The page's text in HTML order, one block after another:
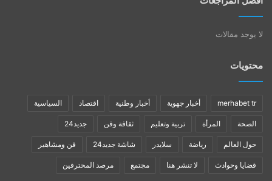
لا يوجد مقالات
محتويات
merhabet tr أخبار جهوية أخبار وطنية اقتصاد السياسية
الصحة المرأة تربية وتعليم ثقافة وفن جديد24
حول العالم رياضة سلايدر شاشة جديد24 فن ومشاهير
قضايا وحوادث لا تنشر هنا مجتمع مرصد المحترفين